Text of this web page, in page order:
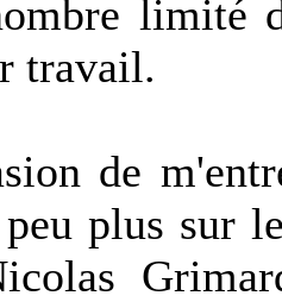
limité
travail.
de
plus sur